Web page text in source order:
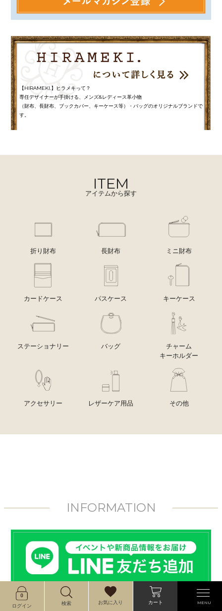
【HIRAMEKI.】ヒラメキって？
専任デザイナーが手掛ける、メンズ&レディース革小物
（財布、長財布、ブックカバー、キーケース等）・バッグのオリジナルブランドで
す。
ITEM
アイテムから探す
折り財布 長財布 ミニ財布
カードケース パスケース キーケース
ステーショナリー バッグ
チャーム
キーホルダー
アクセサリー レザーケア用品 その他
INFORMATION
ログイン 検索 お気に入り カート MENU